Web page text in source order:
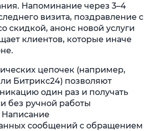
Напоминание через 3–4
визита, поздравление с
скидкой, анонс новой услуги
клиентов, которые иначе
цепочек (например,
Битрикс24) позволяют
один раз и получать
без ручной работы
Написание
сообщений с обращением